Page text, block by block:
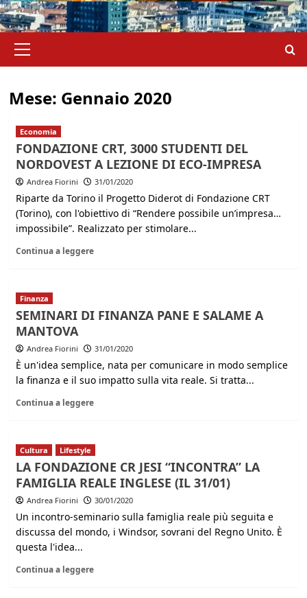
principale
Mese: Gennaio 2020
Economia
FONDAZIONE CRT, 3000 STUDENTI DEL
NORDOVEST A LEZIONE DI ECO-IMPRESA
Andrea Fiorini 31/01/2020
Riparte da Torino il Progetto Diderot di Fondazione CRT
(Torino), con l'obiettivo di “Rendere possibile un’impresa…
impossibile”. Realizzato per stimolare...
Continua a leggere
Finanza
SEMINARI DI FINANZA PANE E SALAME A
MANTOVA
Andrea Fiorini 31/01/2020
È un'idea semplice, nata per comunicare in modo semplice
la finanza e il suo impatto sulla vita reale. Si tratta...
Continua a leggere
Cultura Lifestyle
LA FONDAZIONE CR JESI “INCONTRA” LA
FAMIGLIA REALE INGLESE (IL 31/01)
Andrea Fiorini 30/01/2020
Un incontro-seminario sulla famiglia reale più seguita e
discussa del mondo, i Windsor, sovrani del Regno Unito. È
questa l'idea...
Continua a leggere